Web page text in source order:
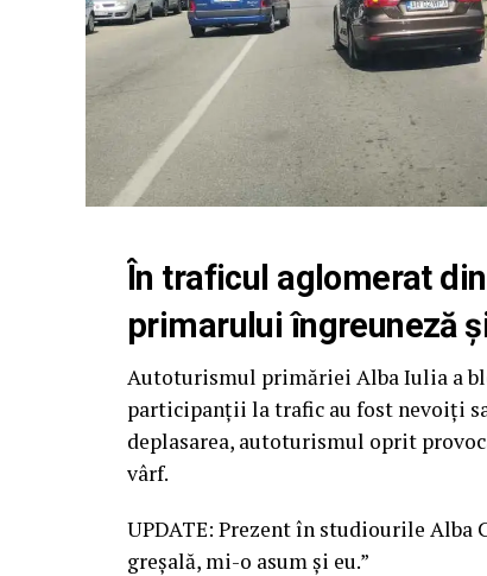
În traficul aglomerat
primarului îngreuneză
Autoturismul primăriei Alba Iulia a
participanții la trafic au fost nevoiți
deplasarea, autoturismul oprit
vârf.
UPDATE: Prezent în studiourile Alba
greșală, mi-o asum și eu.”